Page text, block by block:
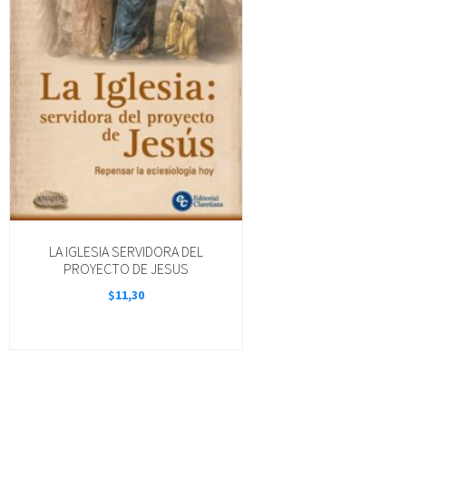
LA IGLESIA SERVIDORA DEL
PROYECTO DE JESUS
$11,30